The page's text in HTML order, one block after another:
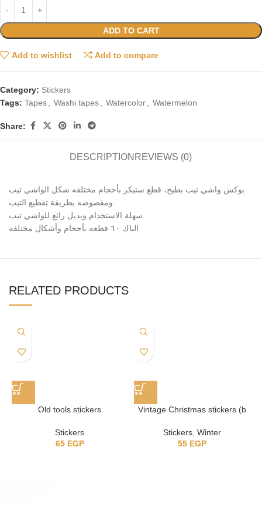
ADD TO CART
Add to wishlist Add to compare
Category: Stickers
Tags: Tapes, Washi tapes, Watercolor, Watermelon
Share:
DESCRIPTION REVIEWS (0)
بوكس واشي تيب بطيخ، قطع ستيكر بأحجام مختلفه شكل الواشي تيب
ومقصوصه بطريقة تقطيع التيب.
سهلة الاستخدام وبديل رائع للواشي تيب.
الباك ٦٠ قطعه بأحجام وأشكال مختلفه
RELATED PRODUCTS
Old tools stickers
Stickers
65 EGP
Vintage Christmas stickers (b
Stickers, Winter
55 EGP